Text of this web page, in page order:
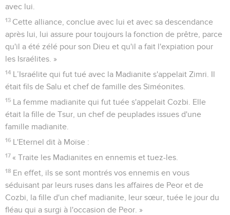
avec lui.
13 Cette alliance, conclue avec lui et avec sa descendance
après lui, lui assure pour toujours la fonction de prêtre, parce
qu'il a été zélé pour son Dieu et qu'il a fait l'expiation pour
les Israélites. »
14 L’Israélite qui fut tué avec la Madianite s'appelait Zimri. Il
était fils de Salu et chef de famille des Siméonites.
15 La femme madianite qui fut tuée s'appelait Cozbi. Elle
était la fille de Tsur, un chef de peuplades issues d'une
famille madianite.
16 L'Eternel dit à Moïse :
17 « Traite les Madianites en ennemis et tuez-les.
18 En effet, ils se sont montrés vos ennemis en vous
séduisant par leurs ruses dans les affaires de Peor et de
Cozbi, la fille d'un chef madianite, leur sœur, tuée le jour du
fléau qui a surgi à l'occasion de Peor. »